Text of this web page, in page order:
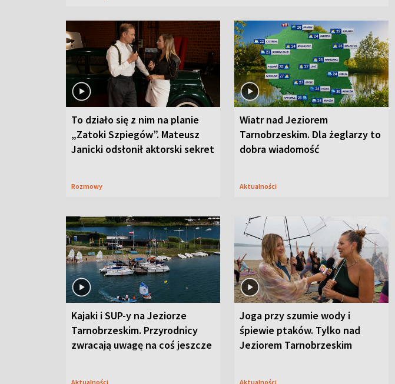
To działo się z nim na planie
„Zatoki Szpiegów”. Mateusz
Janicki odsłonił aktorski sekret
Rozmowy
Wiatr nad Jeziorem
Tarnobrzeskim. Dla żeglarzy to
dobra wiadomość
Aktualności
Kajaki i SUP-y na Jeziorze
Tarnobrzeskim. Przyrodnicy
zwracają uwagę na coś jeszcze
Aktualności
Joga przy szumie wody i
śpiewie ptaków. Tylko nad
Jeziorem Tarnobrzeskim
Aktualności